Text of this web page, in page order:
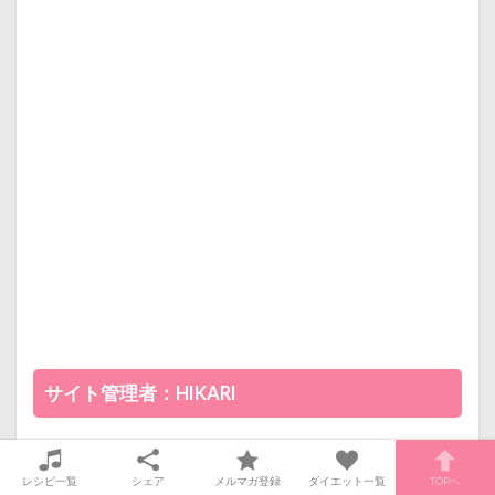
サイト管理者：HIKARI
レシピ一覧 シェア メルマガ登録 ダイエット一覧 TOPへ